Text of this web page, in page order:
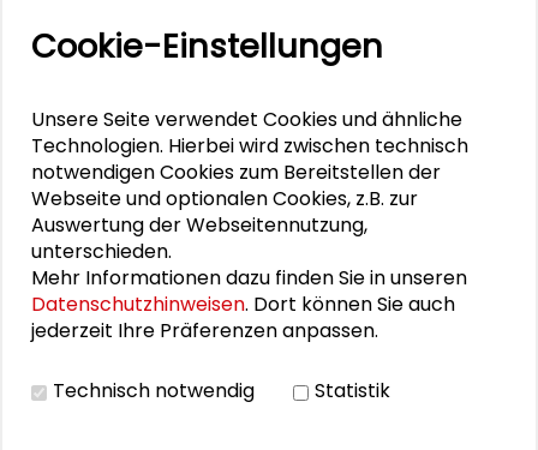
Die Liberalisierung des Marktes im
Öffentlichen Personennahverkehr
Der wesentliche Grund für die Einführung des
Wettbewerbs im Bereich des Öffentlichen
Personennahverkehrs (ÖPNV) ist das Bestreben
der Europäischen Union, die Dienstleistungsmärkte
zu liberalisieren. Dabei ist es Ziel, durch
wettbewerbsbedingte Innovationen und
Attraktivität des ÖPNV zu erhöhen.Von Uwe Köhler
Cookie-Einstellungen
Unsere Seite verwendet Cookies und ähnliche
Technologien. Hierbei wird zwischen technisch
notwendigen Cookies zum Bereitstellen der
Webseite und optionalen Cookies, z.B. zur
Auswertung der Webseitennutzung,
unterschieden.
Mehr Informationen dazu finden Sie in unseren
Datenschutzhinweisen. Dort können Sie auch
jederzeit Ihre Präferenzen anpassen.
Technisch notwendig Statistik